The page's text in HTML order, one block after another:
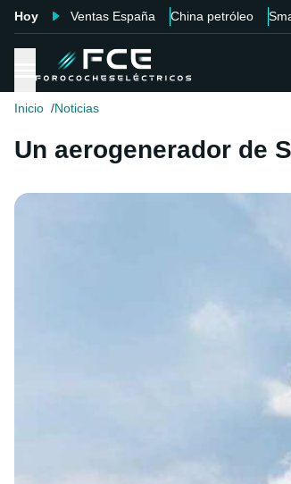
Hoy Ventas España China petróleo
Inicio Noticias
Un aerogenerador de